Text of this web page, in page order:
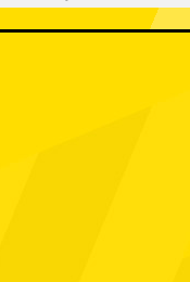
Fan-Klubs